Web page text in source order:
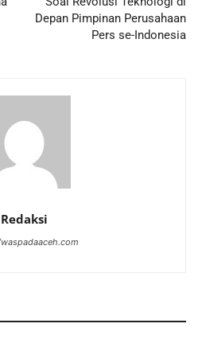
Depan Pimpinan Perusahaan
Pers se-Indonesia
Redaksi